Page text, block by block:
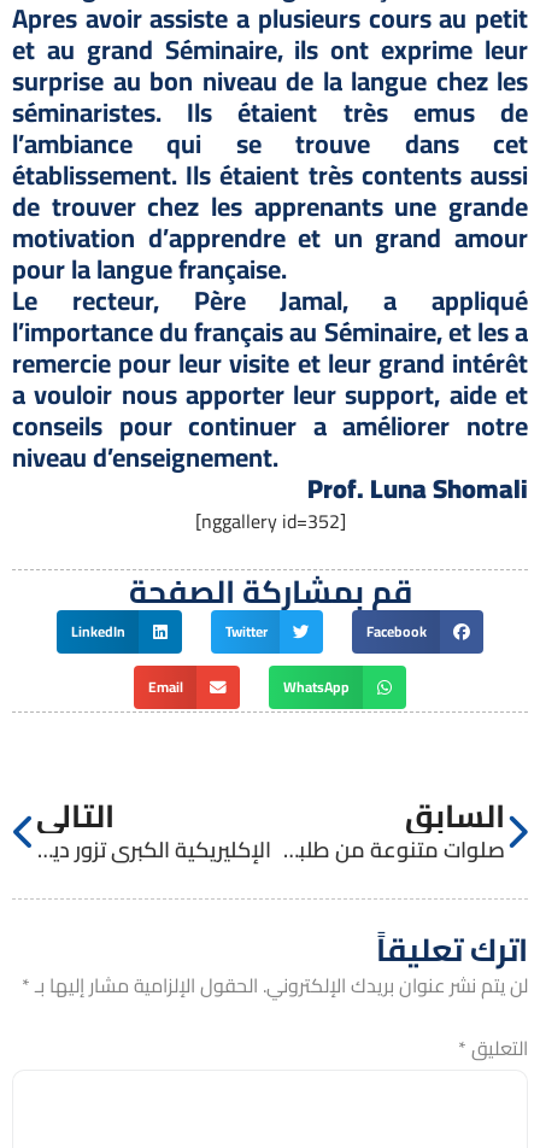
Apres avoir assiste a plusieurs cours au petit
et au grand Séminaire, ils ont exprime leur
surprise au bon niveau de la langue chez les
séminaristes. Ils étaient très emus de
l’ambiance qui se trouve dans cet
établissement. Ils étaient très contents aussi
de trouver chez les apprenants une grande
motivation d’apprendre et un grand amour
pour la langue française.
Le recteur, Père Jamal, a appliqué
l’importance du français au Séminaire, et les a
remercie pour leur visite et leur grand intérêt
a vouloir nous apporter leur support, aide et
conseils pour continuer a améliorer notre
niveau d’enseignement.
Prof. Luna Shomali
[nggallery id=352]
قم بمشاركة الصفحة
Facebook
Twitter
LinkedIn
WhatsApp
Email
السابق
صلوات متنوعة من طلبة الإكليريكية الصغرى
التالي
الإكليريكية الكبرى تزور دير الأرمن
اترك تعليقاً
لن يتم نشر عنوان بريدك الإلكتروني. الحقول الإلزامية مشار إليها بـ*
التعليق*